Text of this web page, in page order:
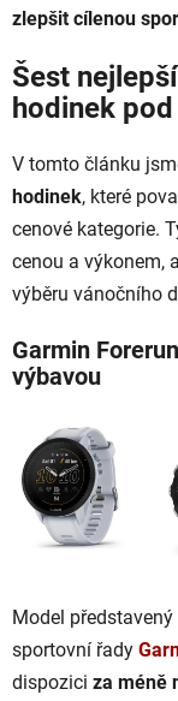
zlepšit cílenou
Šest
hodinek
V tomto článku
hodinek, které
cenové kategorie.
cenou a výkonem,
výběru vánočního
Garmin
výbavou
Model
sportovní řady
dispozici za méně